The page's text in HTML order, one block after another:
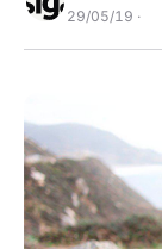
29/05/19 ·